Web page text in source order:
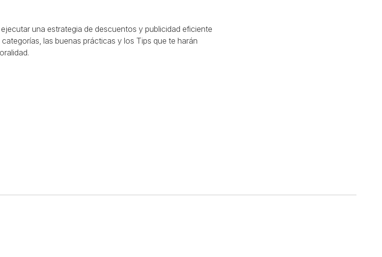
una estrategia de descuentos y publicidad eficiente
las buenas prácticas y los Tips que te harán